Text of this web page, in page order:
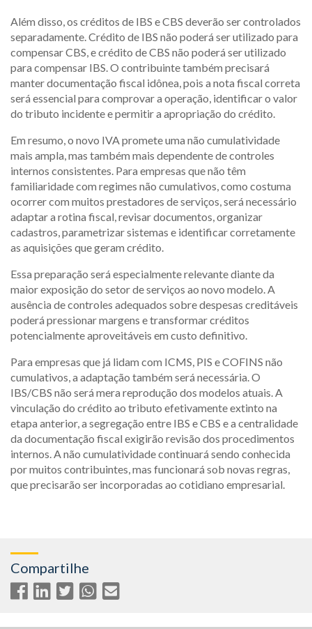
Além disso, os créditos de IBS e CBS deverão ser controlados
separadamente. Crédito de IBS não poderá ser utilizado para
compensar CBS, e crédito de CBS não poderá ser utilizado
para compensar IBS. O contribuinte também precisará
manter documentação fiscal idônea, pois a nota fiscal correta
será essencial para comprovar a operação, identificar o valor
do tributo incidente e permitir a apropriação do crédito.
Em resumo, o novo IVA promete uma não cumulatividade
mais ampla, mas também mais dependente de controles
internos consistentes. Para empresas que não têm
familiaridade com regimes não cumulativos, como costuma
ocorrer com muitos prestadores de serviços, será necessário
adaptar a rotina fiscal, revisar documentos, organizar
cadastros, parametrizar sistemas e identificar corretamente
as aquisições que geram crédito.
Essa preparação será especialmente relevante diante da
maior exposição do setor de serviços ao novo modelo. A
ausência de controles adequados sobre despesas creditáveis
poderá pressionar margens e transformar créditos
potencialmente aproveitáveis em custo definitivo.
Para empresas que já lidam com ICMS, PIS e COFINS não
cumulativos, a adaptação também será necessária. O
IBS/CBS não será mera reprodução dos modelos atuais. A
vinculação do crédito ao tributo efetivamente extinto na
etapa anterior, a segregação entre IBS e CBS e a centralidade
da documentação fiscal exigirão revisão dos procedimentos
internos. A não cumulatividade continuará sendo conhecida
por muitos contribuintes, mas funcionará sob novas regras,
que precisarão ser incorporadas ao cotidiano empresarial.
Compartilhe